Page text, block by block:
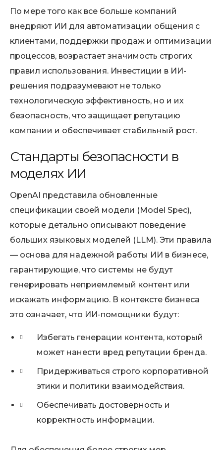
По мере того как все больше компаний
внедряют ИИ для автоматизации общения с
клиентами, поддержки продаж и оптимизации
процессов, возрастает значимость строгих
правил использования. Инвестиции в ИИ-
решения подразумевают не только
технологическую эффективность, но и их
безопасность, что защищает репутацию
компании и обеспечивает стабильный рост.
Стандарты безопасности в
моделях ИИ
OpenAI представила обновленные
спецификации своей модели (Model Spec),
которые детально описывают поведение
больших языковых моделей (LLM). Эти правила
— основа для надежной работы ИИ в бизнесе,
гарантирующие, что системы не будут
генерировать неприемлемый контент или
искажать информацию. В контексте бизнеса
это означает, что ИИ-помощники будут:
Избегать генерации контента, который
может нанести вред репутации бренда.
Придерживаться строго корпоративной
этики и политики взаимодействия.
Обеспечивать достоверность и
корректность информации.